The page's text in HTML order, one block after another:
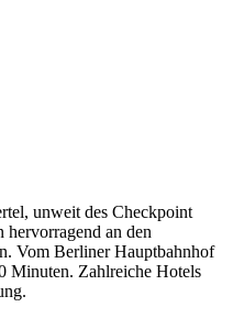
unweit des Checkpoint
an den
Vom Berliner Hauptbahnhof
Minuten. Zahlreiche Hotels